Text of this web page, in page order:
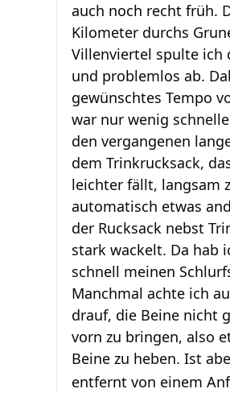
auch noch recht früh.
Kilometer durchs
Villenviertel spulte ich
und problemlos ab.
gewünschtes Tempo
war nur wenig
den vergangenen
dem Trinkrucksack,
leichter fällt, langsam
automatisch etwas
der Rucksack nebst
stark wackelt. Da hab
schnell meinen
Manchmal achte ich
drauf, die Beine nicht
vorn zu bringen, also
Beine zu heben. Ist
entfernt von einem